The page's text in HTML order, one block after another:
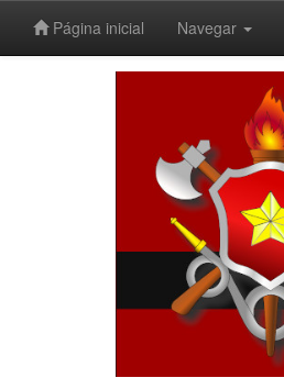
Página inicial Navegar